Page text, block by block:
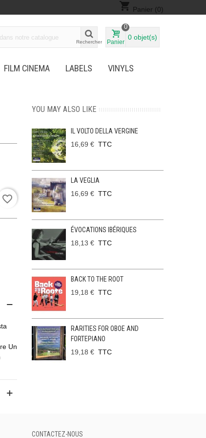
shopping_cart Panier (0)
Rechercher Panier
0
0 objet(s)
FILM CINEMA LABELS
VINYLS
favorite_border
Un
YOU MAY ALSO LIKE
IL VOLTO DELLA VERGINE
16,69 € TTC
LA VEGLIA
16,69 € TTC
ÉVOCATIONS IBÉRIQUES
18,13 € TTC
BACK TO THE ROOT
19,18 € TTC
RARITIES FOR OBOE AND
FORTEPIANO
19,18 € TTC
CONTACTEZ-NOUS